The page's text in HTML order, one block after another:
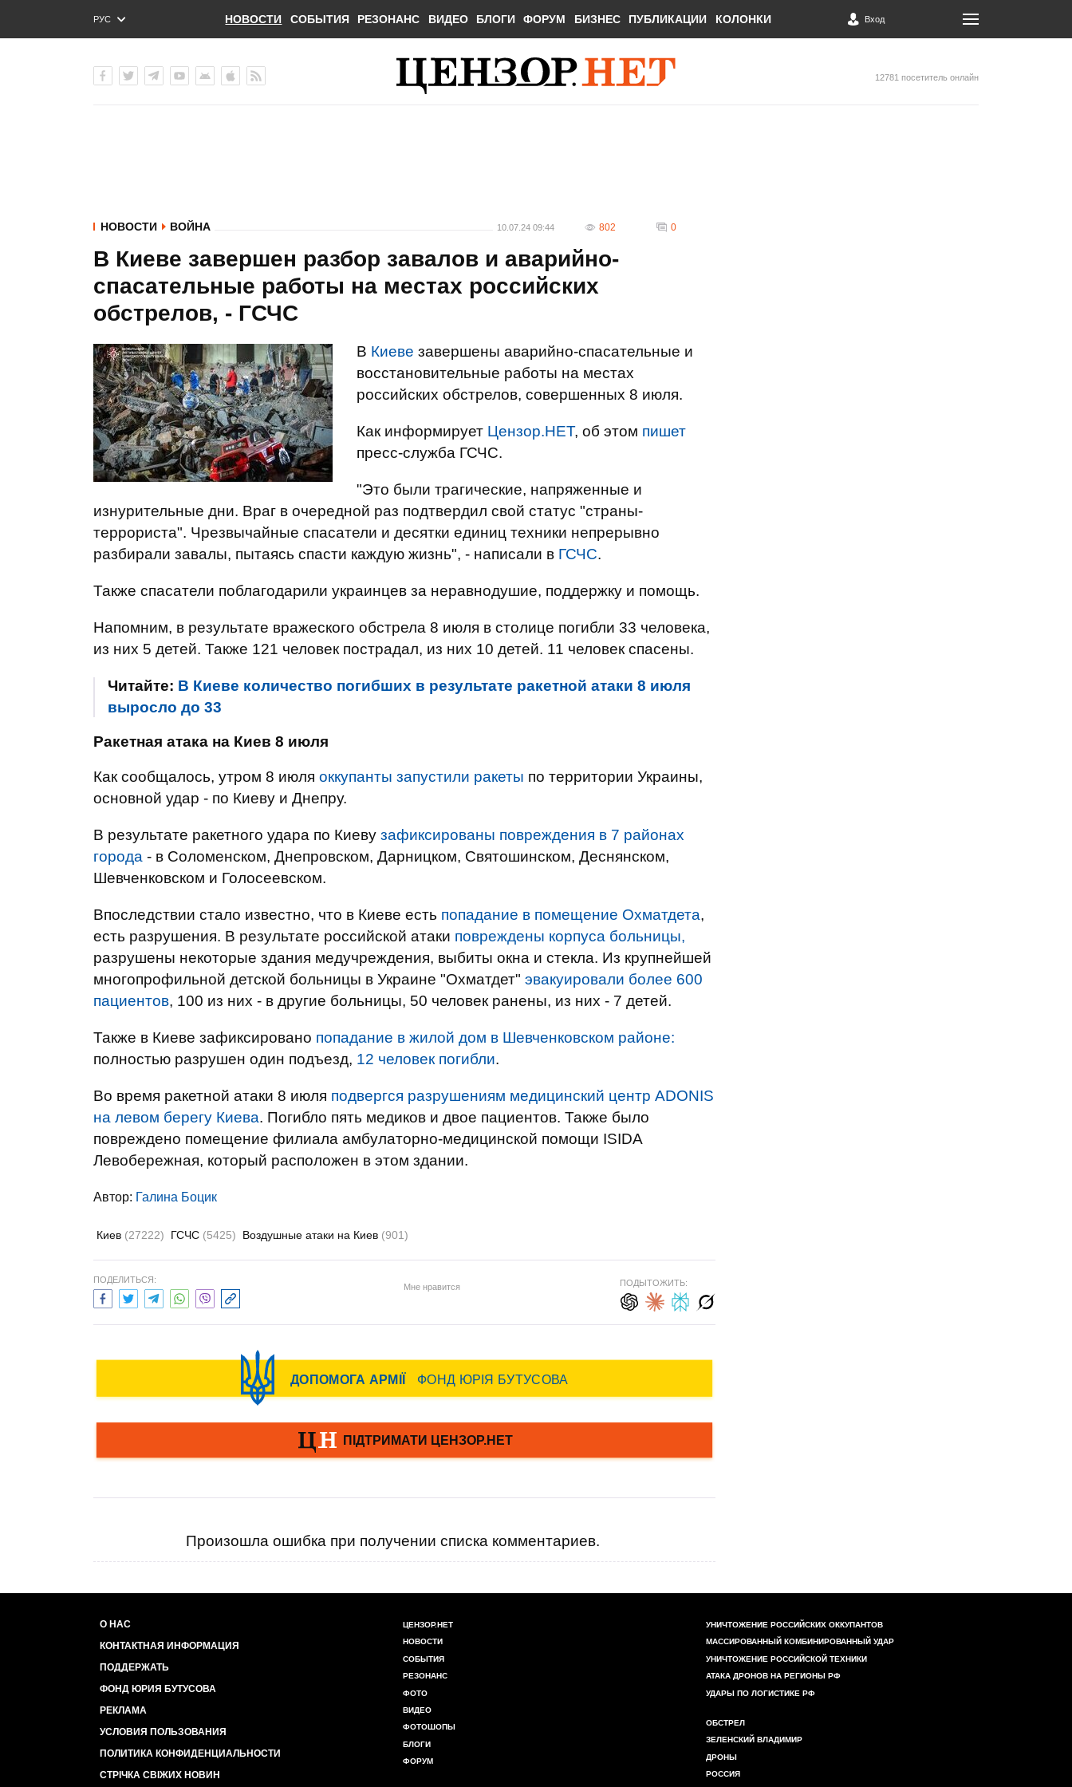
РУС
ENG
НОВОСТИ СОБЫТИЯ РЕЗОНАНС ВИДЕО БЛОГИ ФОРУМ БИЗНЕС ПУБЛИКАЦИИ КОЛОНКИ Вход
12781 посетитель онлайн
НОВОСТИ ВОЙНА 10.07.24 09:44 802 0
В Киеве завершен разбор завалов и аварийно-
спасательные работы на местах российских
обстрелов, - ГСЧС
В Киеве завершены аварийно-спасательные и
восстановительные работы на местах
российских обстрелов, совершенных 8 июля.
Как информирует Цензор.НЕТ, об этом пишет
пресс-служба ГСЧС.
"Это были трагические, напряженные и
изнурительные дни. Враг в очередной раз подтвердил свой статус "страны-
террориста". Чрезвычайные спасатели и десятки единиц техники непрерывно
разбирали завалы, пытаясь спасти каждую жизнь", - написали в ГСЧС.
Также спасатели поблагодарили украинцев за неравнодушие, поддержку и помощь.
Напомним, в результате вражеского обстрела 8 июля в столице погибли 33 человека,
из них 5 детей. Также 121 человек пострадал, из них 10 детей. 11 человек спасены.
Читайте: В Киеве количество погибших в результате ракетной атаки 8 июля
выросло до 33
Ракетная атака на Киев 8 июля
Как сообщалось, утром 8 июля оккупанты запустили ракеты по территории Украины,
основной удар - по Киеву и Днепру.
В результате ракетного удара по Киеву зафиксированы повреждения в 7 районах
города - в Соломенском, Днепровском, Дарницком, Святошинском, Деснянском,
Шевченковском и Голосеевском.
Впоследствии стало известно, что в Киеве есть попадание в помещение Охматдета,
есть разрушения. В результате российской атаки повреждены корпуса больницы,
разрушены некоторые здания медучреждения, выбиты окна и стекла. Из крупнейшей
многопрофильной детской больницы в Украине "Охматдет" эвакуировали более 600
пациентов, 100 из них - в другие больницы, 50 человек ранены, из них - 7 детей.
Также в Киеве зафиксировано попадание в жилой дом в Шевченковском районе:
полностью разрушен один подъезд, 12 человек погибли.
Во время ракетной атаки 8 июля подвергся разрушениям медицинский центр ADONIS
на левом берегу Киева. Погибло пять медиков и двое пациентов. Также было
повреждено помещение филиала амбулаторно-медицинской помощи ISIDA
Левобережная, который расположен в этом здании.
Автор: Галина Боцик
Киев (27222) ГСЧС (5425) Воздушные атаки на Киев (901)
ПОДЕЛИТЬСЯ:
Мне нравится ПОДЫТОЖИТЬ:
Произошла ошибка при получении списка комментариев.
О НАС
КОНТАКТНАЯ ИНФОРМАЦИЯ
ПОДДЕРЖАТЬ
ФОНД ЮРИЯ БУТУСОВА
РЕКЛАМА
УСЛОВИЯ ПОЛЬЗОВАНИЯ
ПОЛИТИКА КОНФИДЕНЦИАЛЬНОСТИ
СТРІЧКА СВІЖИХ НОВИН
ЦЕНЗОР.НЕТ
НОВОСТИ
СОБЫТИЯ
РЕЗОНАНС
ФОТО
ВИДЕО
ФОТОШОПЫ
БЛОГИ
ФОРУМ
УНИЧТОЖЕНИЕ РОССИЙСКИХ ОККУПАНТОВ
МАССИРОВАННЫЙ КОМБИНИРОВАННЫЙ УДАР
УНИЧТОЖЕНИЕ РОССИЙСКОЙ ТЕХНИКИ
АТАКА ДРОНОВ НА РЕГИОНЫ РФ
УДАРЫ ПО ЛОГИСТИКЕ РФ
ОБСТРЕЛ
ЗЕЛЕНСКИЙ ВЛАДИМИР
ДРОНЫ
РОССИЯ